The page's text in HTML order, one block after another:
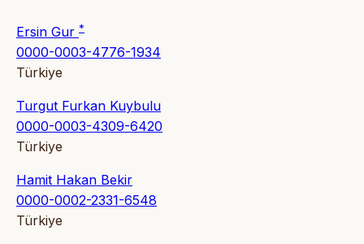
Ersin Gur *
0000-0003-4776-1934
Türkiye
Turgut Furkan Kuybulu
0000-0003-4309-6420
Türkiye
Hamit Hakan Bekir
0000-0002-2331-6548
Türkiye